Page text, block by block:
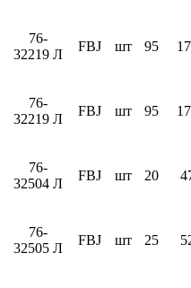
76-
32219 Л
FBJ шт 95
76-
32219 Л
FBJ шт 95
76-
32504 Л
FBJ шт 20
76-
32505 Л
FBJ шт 25